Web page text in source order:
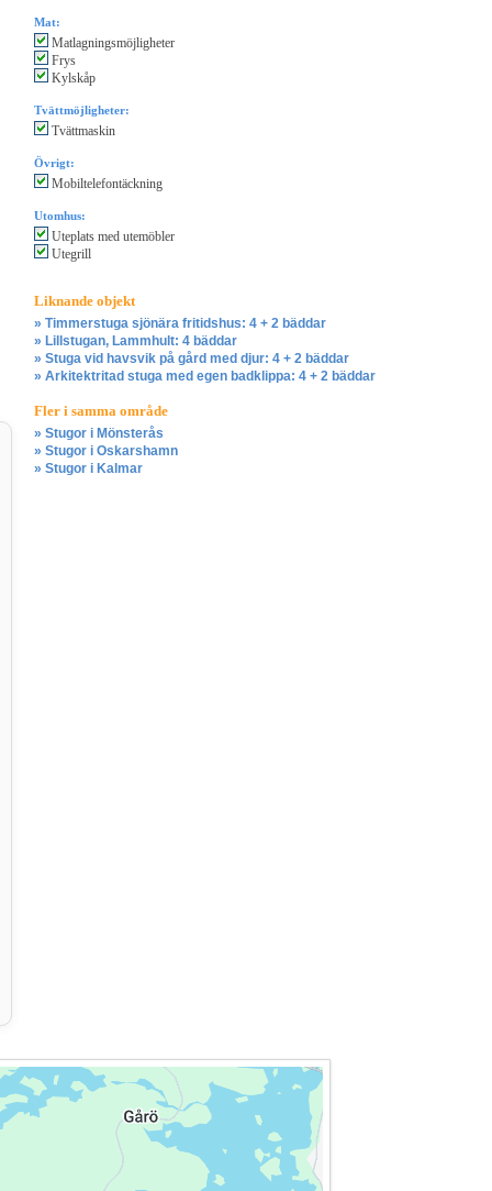
Mat:
Matlagningsmöjligheter
Frys
Kylskåp
Tvättmöjligheter:
Tvättmaskin
Övrigt:
Mobiltelefontäckning
Utomhus:
Uteplats med utemöbler
Utegrill
Liknande objekt
» Timmerstuga sjönära fritidshus: 4 + 2 bäddar
» Lillstugan, Lammhult: 4 bäddar
» Stuga vid havsvik på gård med djur: 4 + 2 bäddar
» Arkitektritad stuga med egen badklippa: 4 + 2 bäddar
Fler i samma område
» Stugor i Mönsterås
» Stugor i Oskarshamn
» Stugor i Kalmar